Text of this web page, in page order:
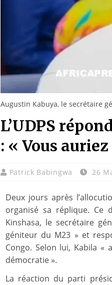
Augustin Kabuya, le secrétaire
L’UDPS
: « Vous
Patrick Babingwa 26
Deux jours après
organisé sa réplique. Ce
Kinshasa, le secrétaire
géniteur du M23 » et
Congo. Selon lui, Kabila
démocratie ».
La réaction du parti